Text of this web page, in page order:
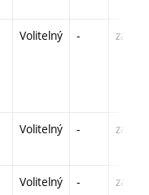
Volitelný - zá,zk
Volitelný - zá,zk
Volitelný - zá,zk